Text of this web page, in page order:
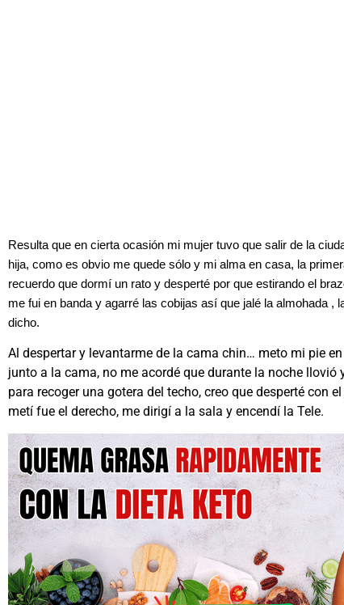
Resulta que en cierta ocasión mi mujer tuvo que salir de la
hija, como es obvio me quede sólo y mi alma en casa, la
recuerdo que dormí un rato y desperté por que estirando el
me fui en banda y agarré las cobijas así que jalé la almohada ,
dicho.
Al despertar y levantarme de la cama chin… meto mi pie
junto a la cama, no me acordé que durante la noche
para recoger una gotera del techo, creo que desperté con
metí fue el derecho, me dirigí a la sala y encendí la Tele.